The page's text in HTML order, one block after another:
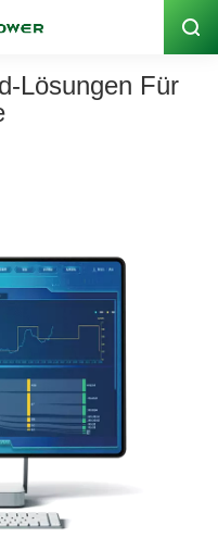
Lagercode: 300062
Lösungen Für